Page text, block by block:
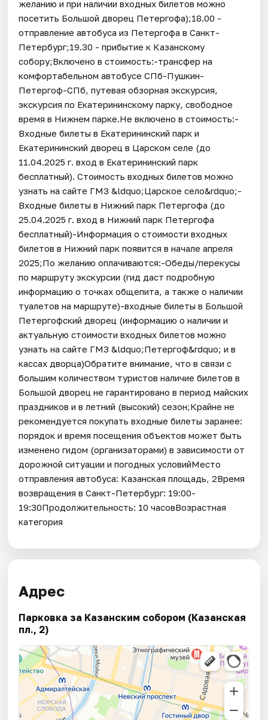
желанию и при наличии входных билетов можно
посетить Большой дворец Петергофа);18.00 -
отправление автобуса из Петергофа в Санкт-
Петербург;19.30 - прибытие к Казанскому
собору;Включено в стоимость:-трансфер на
комфортабельном автобусе СПб-Пушкин-
Петергоф-СПб, путевая обзорная экскурсия,
экскурсия по Екатерининскому парку, свободное
время в Нижнем парке.Не включено в стоимость:-
Входные билеты в Екатерининский парк и
Екатерининский дворец в Царском селе (до
11.04.2025 г. вход в Екатерининский парк
бесплатный). Стоимость входных билетов можно
узнать на сайте ГМЗ &ldquo;Царское село&rdquo;-
Входные билеты в Нижний парк Петергофа (до
25.04.2025 г. вход в Нижний парк Петергофа
бесплатный)-Информация о стоимости входных
билетов в Нижний парк появится в начале апреля
2025;По желанию оплачиваются:-Обеды/перекусы
по маршруту экскурсии (гид даст подробную
информацию о точках общепита, а также о наличии
туалетов на маршруте)-входные билеты в Большой
Петергофский дворец (информацию о наличии и
актуальную стоимости входных билетов можно
узнать на сайте ГМЗ &ldquo;Петергоф&rdquo; и в
кассах дворца)Обратите внимание, что в связи с
большим количеством туристов наличие билетов в
Большой дворец не гарантировано в период майских
праздников и в летний (высокий) сезон;Крайне не
рекомендуется покупать входные билеты заранее:
порядок и время посещения объектов может быть
изменено гидом (организаторами) в зависимости от
дорожной ситуации и погодных условийМесто
отправления автобуса: Казанская площадь, 2Время
возвращения в Санкт-Петербург: 19:00-
19:30Продолжительность: 10 часовВозрастная
категория
Адрес
Парковка за Казанским собором (Казанская
пл., 2)